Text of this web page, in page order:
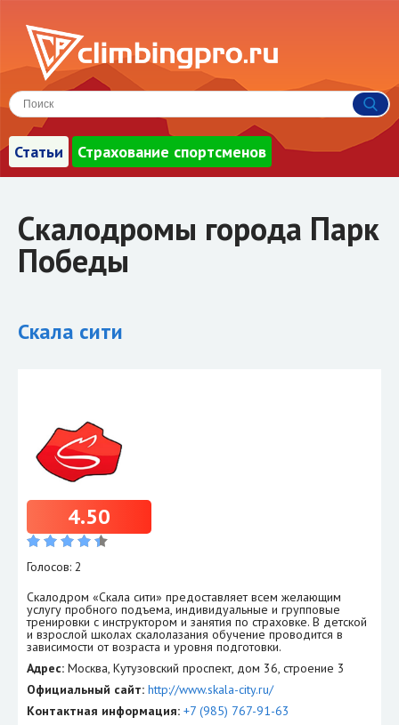
Статьи Страхование спортсменов
Скалодромы города Парк
Победы
Скала сити
4.50
Голосов: 2
Скалодром «Скала сити» предоставляет всем желающим
услугу пробного подъема, индивидуальные и групповые
тренировки с инструктором и занятия по страховке. В детской
и взрослой школах скалолазания обучение проводится в
зависимости от возраста и уровня подготовки.
Адрес: Москва, Кутузовский проспект, дом 36, строение 3
Официальный сайт: http://www.skala-city.ru/
Контактная информация: +7 (985) 767-91-63